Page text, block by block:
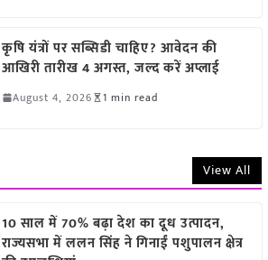
कृषि यंत्रों पर सब्सिडी चाहिए? आवेदन की
आखिरी तारीख 4 अगस्त, जल्द करें अप्लाई
August 4, 2026 1 min read
View All
10 साल में 70% बढ़ा देश का दूध उत्पादन,
राज्यसभा में ललन सिंह ने गिनाईं पशुपालन क्षेत्र